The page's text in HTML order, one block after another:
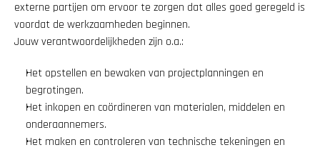
externe partijen om ervoor te zorgen dat alles goed geregeld is
voordat de werkzaamheden beginnen.
Jouw verantwoordelijkheden zijn o.a.:
Het opstellen en bewaken van projectplanningen en
begrotingen.
Het inkopen en coördineren van materialen, middelen en
onderaannemers.
Het maken en controleren van technische tekeningen en